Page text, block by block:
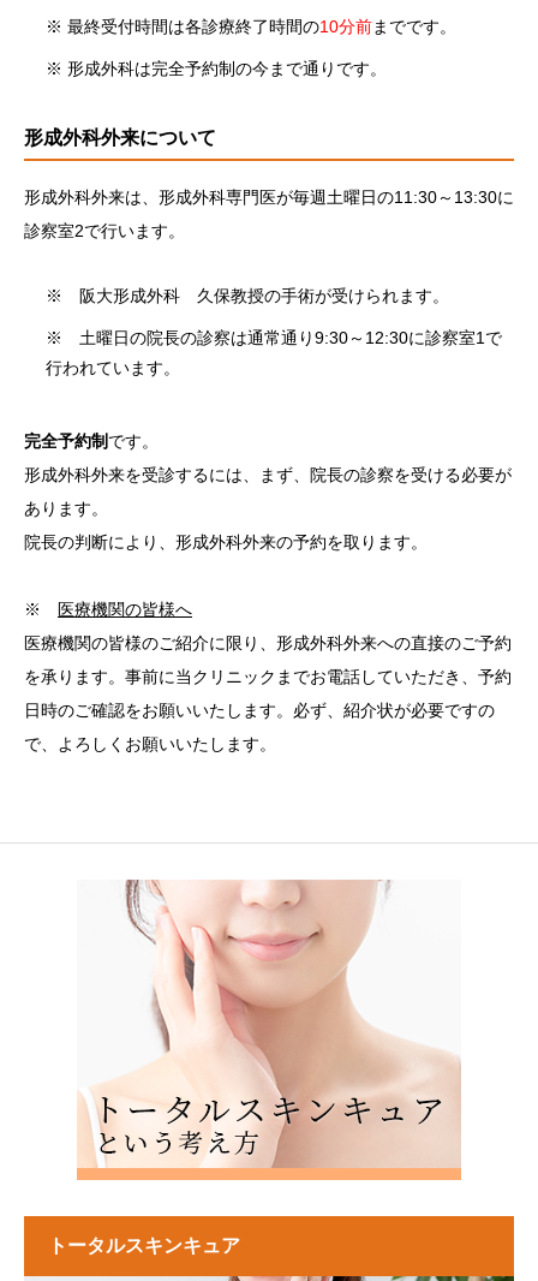
※ 最終受付時間は各診療終了時間の10分前までです。
※ 形成外科は完全予約制の今まで通りです。
形成外科外来について
形成外科外来は、形成外科専門医が毎週土曜日の11:30～13:30に
診察室2で行います。
※ 阪大形成外科 久保教授の手術が受けられます。
※ 土曜日の院長の診察は通常通り9:30～12:30に診察室1で
行われています。
完全予約制 です。
形成外科外来を受診するには、まず、院長の診察を受ける必要が
あります。
院長の判断により、形成外科外来の予約を取ります。
※
医療機関の皆様へ
医療機関の皆様のご紹介に限り、形成外科外来への直接のご予約
を承ります。事前に当クリニックまでお電話していただき、予約
日時のご確認をお願いいたします。必ず、紹介状が必要ですの
で、よろしくお願いいたします。
トータルスキンキュア